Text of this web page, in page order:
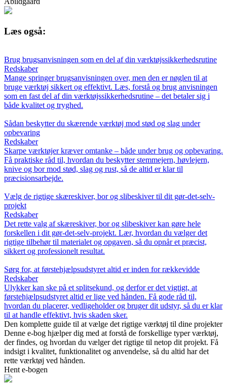
Læs også:
Brug brugsanvisningen som en del af din værktøjssikkerhedsrutine
Redskaber
Mange springer brugsanvisningen over, men den er nøglen til at
bruge værktøj sikkert og effektivt. Læs, forstå og brug anvisningen
som en fast del af din værktøjssikkerhedsrutine – det betaler sig i
både kvalitet og tryghed.
Sådan beskytter du skærende værktøj mod stød og slag under
opbevaring
Redskaber
Skarpe værktøjer kræver omtanke – både under brug og opbevaring.
Få praktiske råd til, hvordan du beskytter stemmejern, høvlejern,
knive og bor mod stød, slag og rust, så de altid er klar til
præcisionsarbejde.
Vælg de rigtige skæreskiver, bor og slibeskiver til dit gør-det-selv-
projekt
Redskaber
Det rette valg af skæreskiver, bor og slibeskiver kan gøre hele
forskellen i dit gør-det-selv-projekt. Lær, hvordan du vælger det
rigtige tilbehør til materialet og opgaven, så du opnår et præcist,
sikkert og professionelt resultat.
Sørg for, at førstehjælpsudstyret altid er inden for rækkevidde
Redskaber
Ulykker kan ske på et splitsekund, og derfor er det vigtigt, at
førstehjælpsudstyret altid er lige ved hånden. Få gode råd til,
hvordan du placerer, vedligeholder og bruger dit udstyr, så du er klar
til at handle effektivt, hvis skaden sker.
Den komplette guide til at vælge det rigtige værktøj til dine projekter
Denne e-bog hjælper dig med at forstå de forskellige typer værktøj,
der findes, og hvordan du vælger det rigtige til netop dit projekt. Få
indsigt i kvalitet, funktionalitet og anvendelse, så du altid har det
rette værktøj ved hånden.
Hent e-bogen